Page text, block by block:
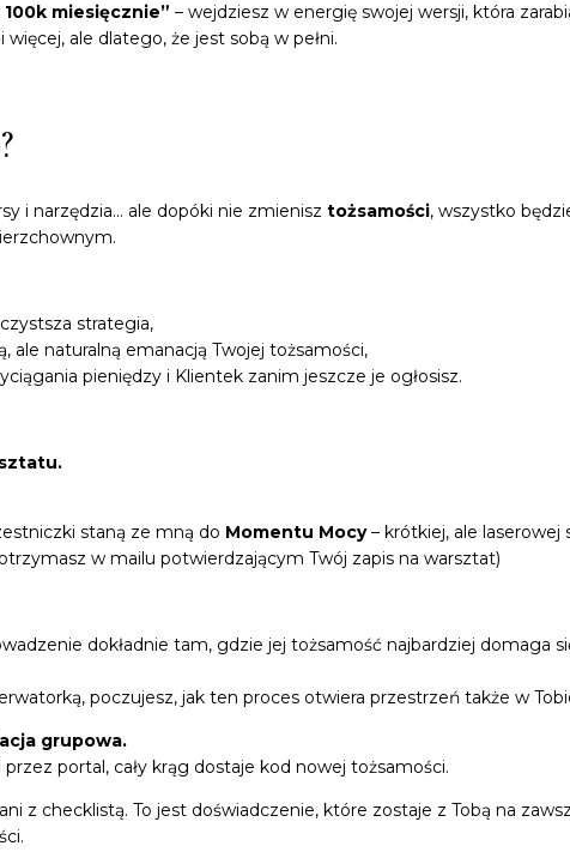
miesięcznie” – wejdziesz w energię swojej wersji, która
ale dlatego, że jest sobą w pełni.
i narzędzia… ale dopóki nie zmienisztożsamości, wszystko
strategia,
ale naturalną emanacją Twojej tożsamości,
pieniędzy i Klientek zanim jeszcze je ogłosisz.
staną ze mną do Momentu Mocy– krótkiej, ale laserowej
w mailu potwierdzającym Twój zapis na warsztat)
dokładnie tam, gdzie jej tożsamość najbardziej domaga
poczujesz, jak ten proces otwiera przestrzeń także w
grupowa.
portal, cały krąg dostaje kod nowej tożsamości.
z checklistą. To jest doświadczenie, które zostaje z Tobą na